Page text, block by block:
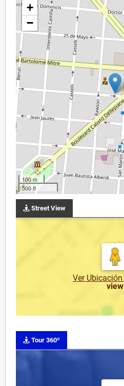
+
−
100 m
500 ft
Street View
Ver Ubicación
view
Tour 360º